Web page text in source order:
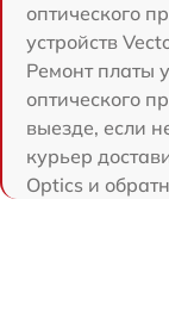
оптического
устройств
Ремонт платы
оптического
выезде, если
курьер
Optics и